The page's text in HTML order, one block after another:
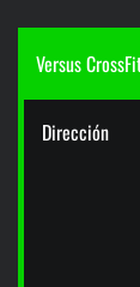
Versus
Dirección